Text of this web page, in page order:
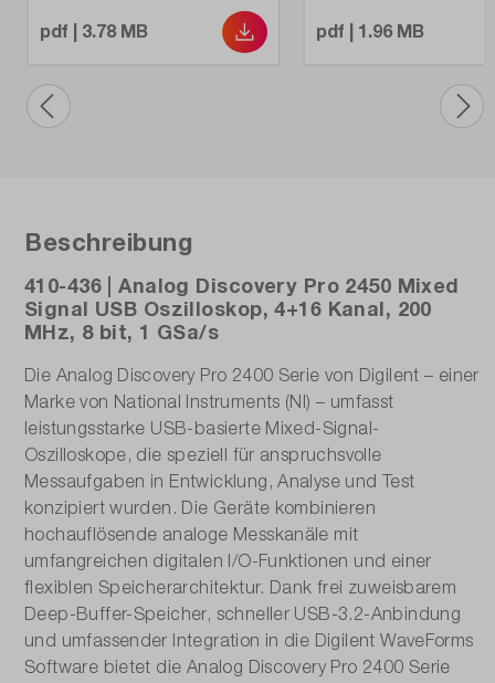
pdf | 3.78 MB pdf | 1.96 MB
Beschreibung
410-436 | Analog Discovery Pro 2450 Mixed
Signal USB Oszilloskop, 4+16 Kanal, 200
MHz, 8 bit, 1 GSa/s
Die Analog Discovery Pro 2400 Serie von Digilent – einer
Marke von National Instruments (NI) – umfasst
leistungsstarke USB-basierte Mixed-Signal-
Oszilloskope, die speziell für anspruchsvolle
Messaufgaben in Entwicklung, Analyse und Test
konzipiert wurden. Die Geräte kombinieren
hochauflösende analoge Messkanäle mit
umfangreichen digitalen I/O-Funktionen und einer
flexiblen Speicherarchitektur. Dank frei zuweisbarem
Deep-Buffer-Speicher, schneller USB-3.2-Anbindung
und umfassender Integration in die Digilent WaveForms
Software bietet die Analog Discovery Pro 2400 Serie